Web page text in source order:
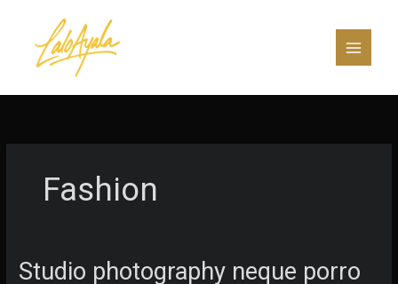
contenido
Fashion
Studio photography neque porro